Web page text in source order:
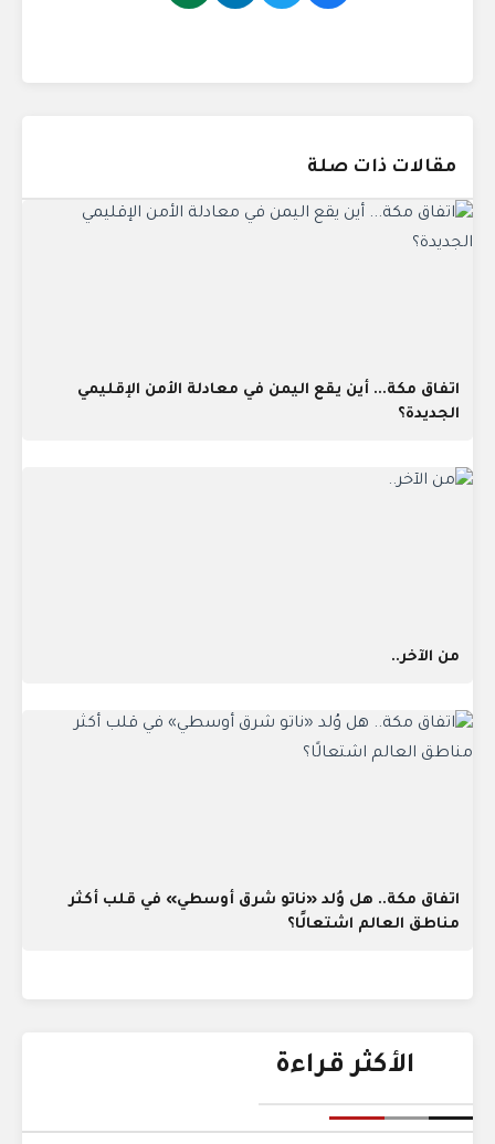
مقالات ذات صلة
اتفاق مكة... أين يقع اليمن في معادلة الأمن الإقليمي
الجديدة؟
من الآخر..
اتفاق مكة.. هل وُلد «ناتو شرق أوسطي» في قلب أكثر
مناطق العالم اشتعالًا؟
الأكثر قراءة